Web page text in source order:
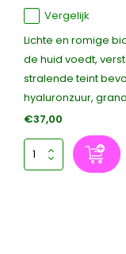
Vergelijk
Lichte en romige
de huid voedt,
stralende teint
hyaluronzuur,
€37,00